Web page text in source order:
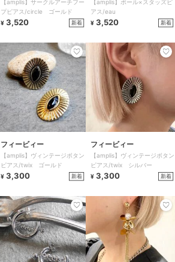
【amplis】サークルアーチフー
プピアス/circle ゴールド
¥ 3,520 新着
【amplis】ボール×スタッズピ
アス/eau
¥ 3,520 新着
フィービィー
【amplis】ヴィンテージボタン
ピアス/twix ゴールド
¥ 3,300 新着
フィービィー
【amplis】ヴィンテージボタン
ピアス/twix シルバー
¥ 3,300 新着